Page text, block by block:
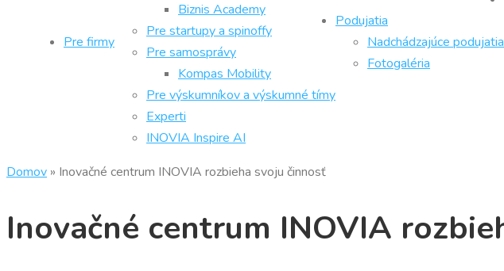
Pre firmy
Biznis Academy
Pre startupy a spinoffy
Pre samosprávy
Kompas Mobility
Pre výskumníkov a výskumné tímy
Experti
INOVIA Inspire AI
Podujatia
Nadchádzajúce podujatia
Fotogaléria
Domov » Inovačné centrum INOVIA rozbieha svoju činnosť
Inovačné centrum INOVIA